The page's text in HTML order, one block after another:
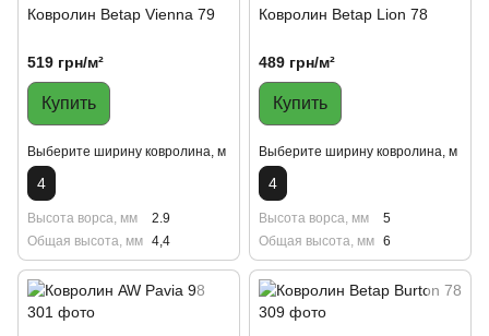
Ковролин Betap Vienna 79
519 грн/м²
Купить
Выберите ширину ковролина, м
4
Высота ворса, мм
2.9
Общая высота, мм 4,4
Ковролин Betap Lion 78
489 грн/м²
Купить
Выберите ширину ковролина, м
4
Высота ворса, мм
5
Общая высота, мм 6